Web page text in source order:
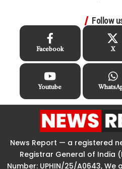
Follow
Facebook X
Youtube
News Report — a registered
Registrar General of India
Number: UPHIN/25/A0643,